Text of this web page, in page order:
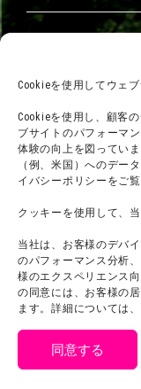
Cookieを使用してウェ
Cookieを使用し、顧客
ブサイトのパフォーマ
体験の向上を図ってい
（例、米国）へのデー
イバシーポリシーをご覧
クッキーを使用して、
当社は、お客様のデバ
のパフォーマンス分析
様のエクスペリエンス
の同意には、お客様の
ます。詳細については
同意する
お問い合わせ
利用規約
プライバシーポリ
プレスリリース